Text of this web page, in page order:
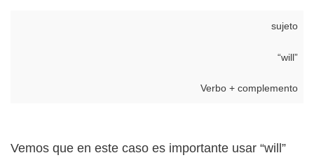
sujeto
“will”
Verbo + complemento
Vemos que en este caso es importante usar “will”